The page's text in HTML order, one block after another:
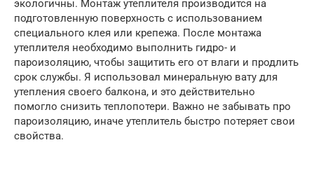
экологичны. Монтаж утеплителя производится на
подготовленную поверхность с использованием
специального клея или крепежа. После монтажа
утеплителя необходимо выполнить гидро- и
пароизоляцию, чтобы защитить его от влаги и продлить
срок службы. Я использовал минеральную вату для
утепления своего балкона, и это действительно
помогло снизить теплопотери. Важно не забывать про
пароизоляцию, иначе утеплитель быстро потеряет свои
свойства.